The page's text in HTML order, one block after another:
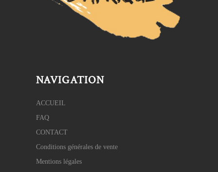
NAVIGATION
ACCUEIL
FAQ
CONTACT
Conditions générales de vente
Mentions légales